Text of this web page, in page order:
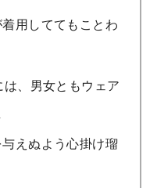
用しててもことわ
、男女ともウェア
えぬよう心掛け瑠